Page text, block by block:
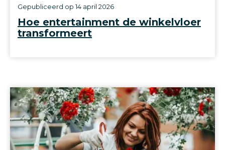
Hoe entertainment de winkelvloer
transformeert
Gepubliceerd op 14 april 2026